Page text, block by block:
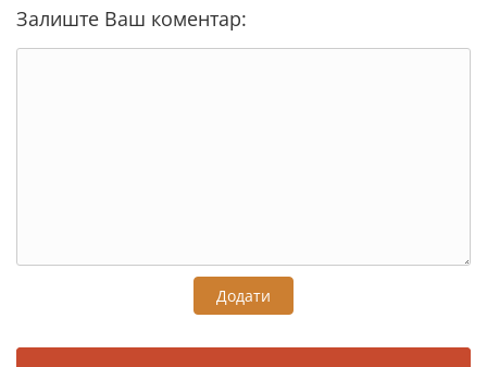
Залиште Ваш коментар:
Додати